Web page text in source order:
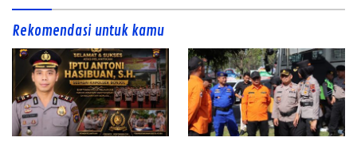
Rekomendasi untuk kamu